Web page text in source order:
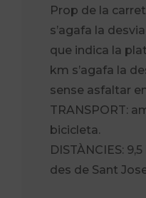
Prop de la
s’agafa la
que indica la
km s’agafa la
sense asfaltar
TRANSPORT:
bicicleta.
DISTÀNCIES:
des de Sant